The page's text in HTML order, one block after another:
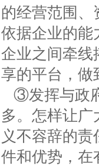
的经营范围、
依据企业的能
企业之间牵线
享的平台，做
③发挥与政
多。怎样让
义不容辞的
件和优势，在